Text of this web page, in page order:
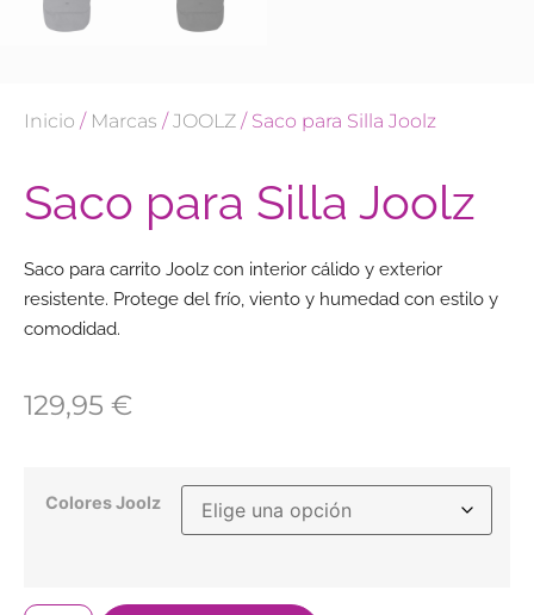
Inicio / Marcas /JOOLZ / Saco para Silla Joolz
Saco para Silla Joolz
Saco para carrito Joolz con interior cálido y exterior
resistente. Protege del frío, viento y humedad con estilo y
comodidad.
129,95 €
Colores Joolz